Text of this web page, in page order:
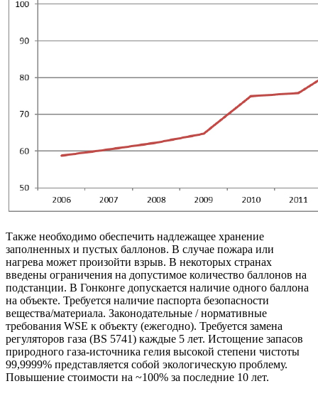
Также необходимо обеспечить надлежащее хранение
заполненных и пустых баллонов. В случае пожара или
нагрева может произойти взрыв. В некоторых странах
введены ограничения на допустимое количество баллонов на
подстанции. В Гонконге допускается наличие одного баллона
на объекте. Требуется наличие паспорта безопасности
вещества/материала. Законодательные / нормативные
требования WSE к объекту (ежегодно). Требуется замена
регуляторов газа (BS 5741) каждые 5 лет. Истощение запасов
природного газа-источника гелия высокой степени чистоты
99,9999% представляется собой экологическую проблему.
Повышение стоимости на ~100% за последние 10 лет.